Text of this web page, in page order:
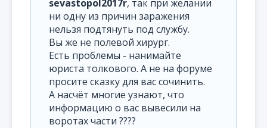
sevastopol2017r, так при желании
ни одну из причин заражения
нельзя подтянуть под службу.
Вы же не полевой хирург.
Есть проблемы - нанимайте
юриста толкового. А не на форуме
просите сказку для вас сочинить.
А насчёт многие узнают, что
информацию о вас вывесили на
воротах части ????